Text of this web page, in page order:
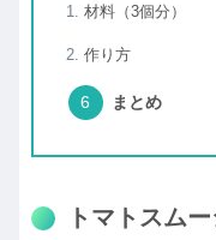
材料（3個分）
作り方
まとめ
トマトスム